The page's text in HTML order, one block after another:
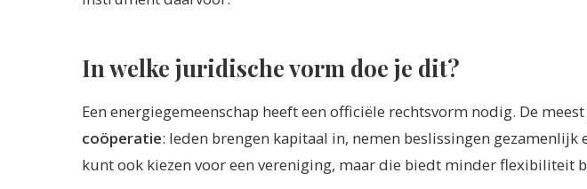
In welke juridische vorm doe je dit?
Een energiegemeenschap heeft een officiële rechtsvorm nodig. De
coöperatie: leden brengen kapitaal in, nemen beslissingen gezamenlijk
kunt ook kiezen voor een vereniging, maar die biedt minder flexibiliteit